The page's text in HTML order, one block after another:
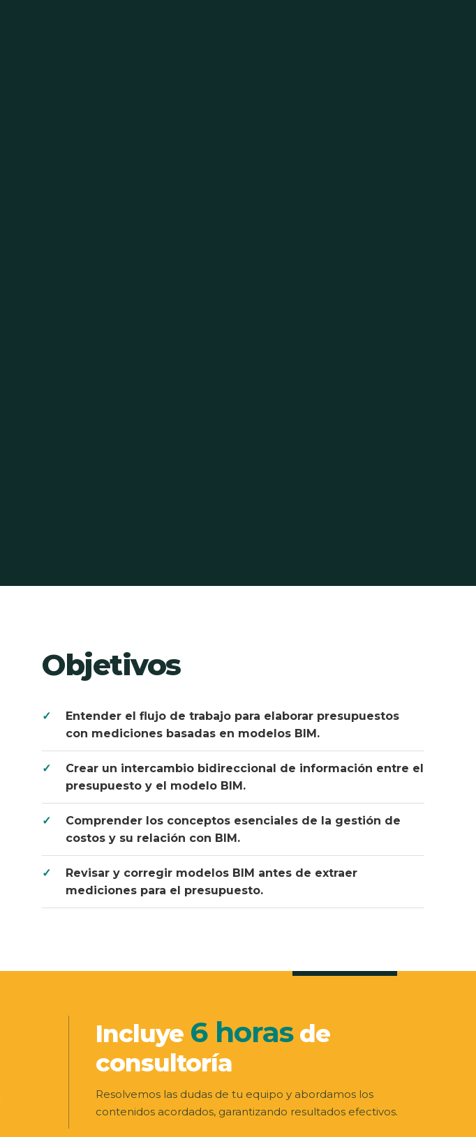
Objetivos
Entender el flujo de trabajo para elaborar presupuestos
con mediciones basadas en modelos BIM.
Crear un intercambio bidireccional de información entre el
presupuesto y el modelo BIM.
Comprender los conceptos esenciales de la gestión de
costos y su relación con BIM.
Revisar y corregir modelos BIM antes de extraer
mediciones para el presupuesto.
Incluye 6 horasde
consultoría
Resolvemos las dudas de tu equipo y abordamos los
contenidos acordados, garantizando resultados efectivos.